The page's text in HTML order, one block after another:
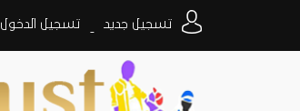
تسجيل جديد
-
تسجيل الدخول